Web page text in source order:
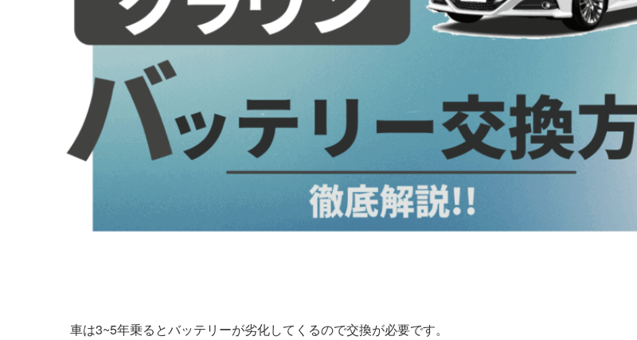
車は3~5年乗るとバッテリーが劣化してくるので交換が必要です。